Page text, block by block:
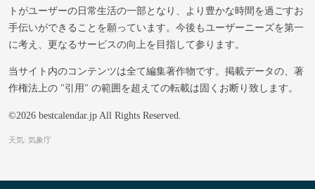
トがユーザーの日常生活の一部となり、より豊かな時間を過ごすお
手伝いができることを願っています。今後もユーザーニーズを第一
に考え、更なるサービスの向上を目指して参ります。
当サイト内のコンテンツは全て編集著作物です。掲載データの、著
作権法上の "引用" の範囲を超えての転載は固くお断り致します。
©2026 bestcalendar.jp All Rights Reserved.
天気: 気象庁